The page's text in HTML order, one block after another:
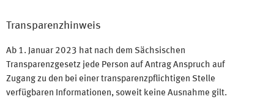
Transparenzhinweis
Ab 1. Januar 2023 hat nach dem Sächsischen
Transparenzgesetz jede Person auf Antrag Anspruch auf
Zugang zu den bei einer transparenzpflichtigen Stelle
verfügbaren Informationen, soweit keine Ausnahme gilt.